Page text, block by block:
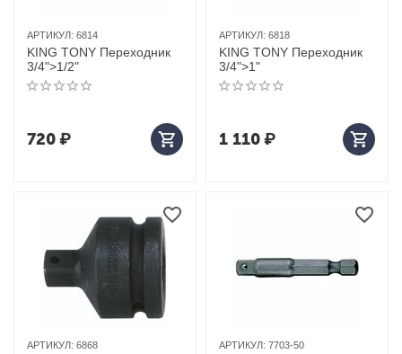
АРТИКУЛ: 6814
KING TONY Переходник
3/4">1/2"
720₽
АРТИКУЛ: 6818
KING TONY Переходник
3/4">1"
1 110₽
АРТИКУЛ: 6868 АРТИКУЛ: 7703-50